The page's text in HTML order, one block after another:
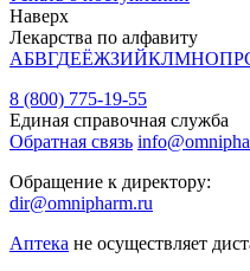
Наверх
Лекарства по алфавиту
АБВГДЕЁЖЗИЙКЛМНОПР
8 (800) 775-19-55
Единая справочная служба
Обратная связь
Обращение к директору:
dir@omnipharm.ru
Аптека не осуществляет